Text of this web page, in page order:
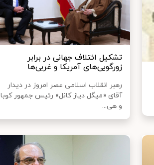
تشکیل ائتلاف جهانی در برابر
زورگویی‌های آمریکا و غربی‌ها
رهبر انقلاب اسلامی عصر امروز در دیدار
آقای «میگل دیاز کانل» رئیس جمهور کوبا
و هی...